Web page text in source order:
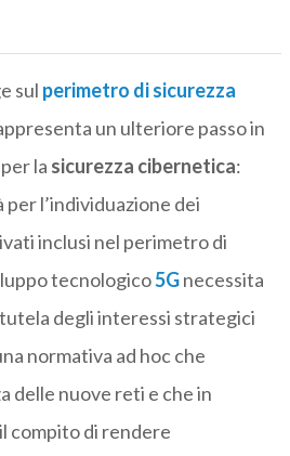
sul perimetro di sicurezza
un ulteriore passo in
la sicurezza cibernetica:
l’individuazione dei
inclusi nel perimetro di
tecnologico5Gnecessita
degli interessi strategici
normativa ad hoc che
delle nuove reti e che in
compito di rendere